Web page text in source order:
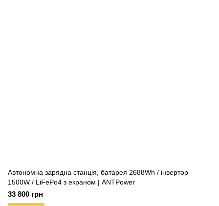
Автономна зарядна станція, батарея 2688Wh / інвертор
1500W / LiFePo4 з екраном | ANTPower
33 800 грн